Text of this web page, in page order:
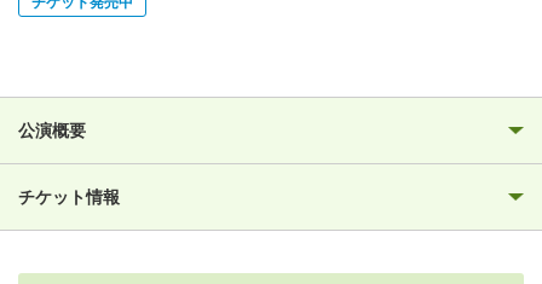
公演概要
チケット情報